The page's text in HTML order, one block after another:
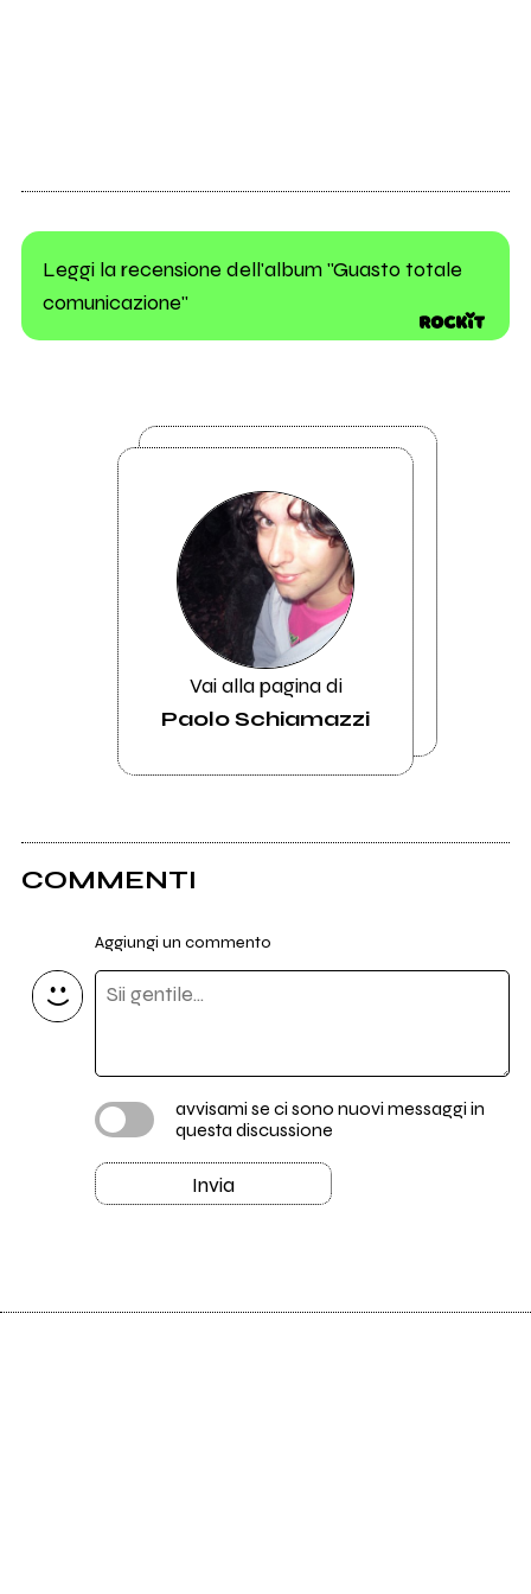
Leggi la recensione dell'album "Guasto totale
comunicazione"
Vai alla pagina di
Paolo Schiamazzi
COMMENTI
Aggiungi un commento
avvisami se ci sono nuovi messaggi in
questa discussione
Invia